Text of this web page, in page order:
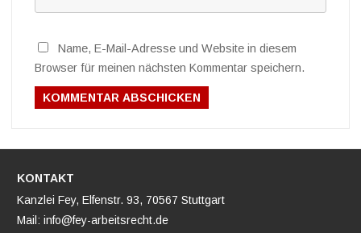
Name, E-Mail-Adresse und Website in diesem
Browser für meinen nächsten Kommentar speichern.
KONTAKT
Kanzlei Fey, Elfenstr. 93, 70567 Stuttgart
Mail: info@fey-arbeitsrecht.de